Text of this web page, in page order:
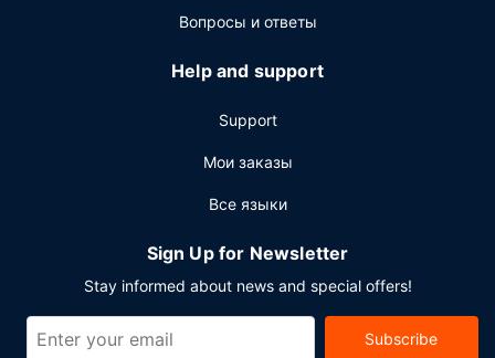
Вопросы и ответы
Help and support
Support
Мои заказы
Все языки
Sign Up for Newsletter
Stay informed about news and special offers!
Subscribe